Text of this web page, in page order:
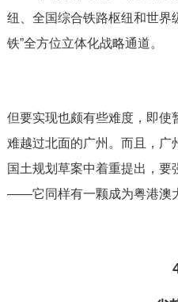
纽、全国综合铁路枢纽和世界
铁”全方位立体化战略通道。
但要实现也颇有些难度，即使
难越过北面的广州。而且，广
国土规划草案中着重提出，
——它同样有一颗成为粤港澳